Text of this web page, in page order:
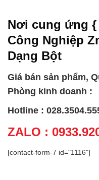
Nơi cung ứng {
Công Nghiệp
Dạng Bột
Giá bán sản phẩm,
Phòng kinh doanh :
Hotline :
ZALO :
[contact-form-7 id="1116"]